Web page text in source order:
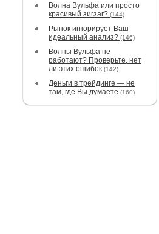
Волна Вульфа или просто
красивый зигзаг? (144)
Рынок игнорирует Ваш
идеальный анализ? (146)
Волны Вульфа не
работают? Проверьте, нет
ли этих ошибок (142)
Деньги в трейдинге — не
там, где Вы думаете (160)